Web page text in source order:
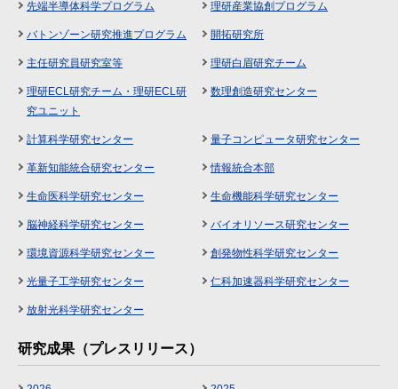
先端半導体科学プログラム 理研産業協創プログラム
バトンゾーン研究推進プログラム 開拓研究所
主任研究員研究室等 理研白眉研究チーム
理研ECL研究チーム・理研ECL研
究ユニット
数理創造研究センター
計算科学研究センター 量子コンピュータ研究センター
革新知能統合研究センター 情報統合本部
生命医科学研究センター 生命機能科学研究センター
脳神経科学研究センター バイオリソース研究センター
環境資源科学研究センター 創発物性科学研究センター
光量子工学研究センター 仁科加速器科学研究センター
放射光科学研究センター
研究成果（プレスリリース）